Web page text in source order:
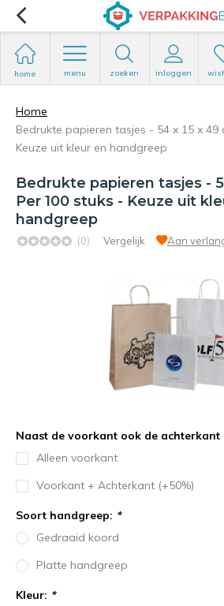
home menu zoeken inloggen
Home
Bedrukte papieren tasjes - 54 x 15 x 49
Keuze uit kleur en handgreep
Bedrukte papieren tasjes -
Per 100 stuks - Keuze uit
handgreep
(0) Vergelijk Aan
Naast de voorkant ook de achterkant
Alleen voorkant
Voorkant + Achterkant (+50%)
Soort handgreep: *
Gedraaid koord
Platte handgreep
Kleur: *